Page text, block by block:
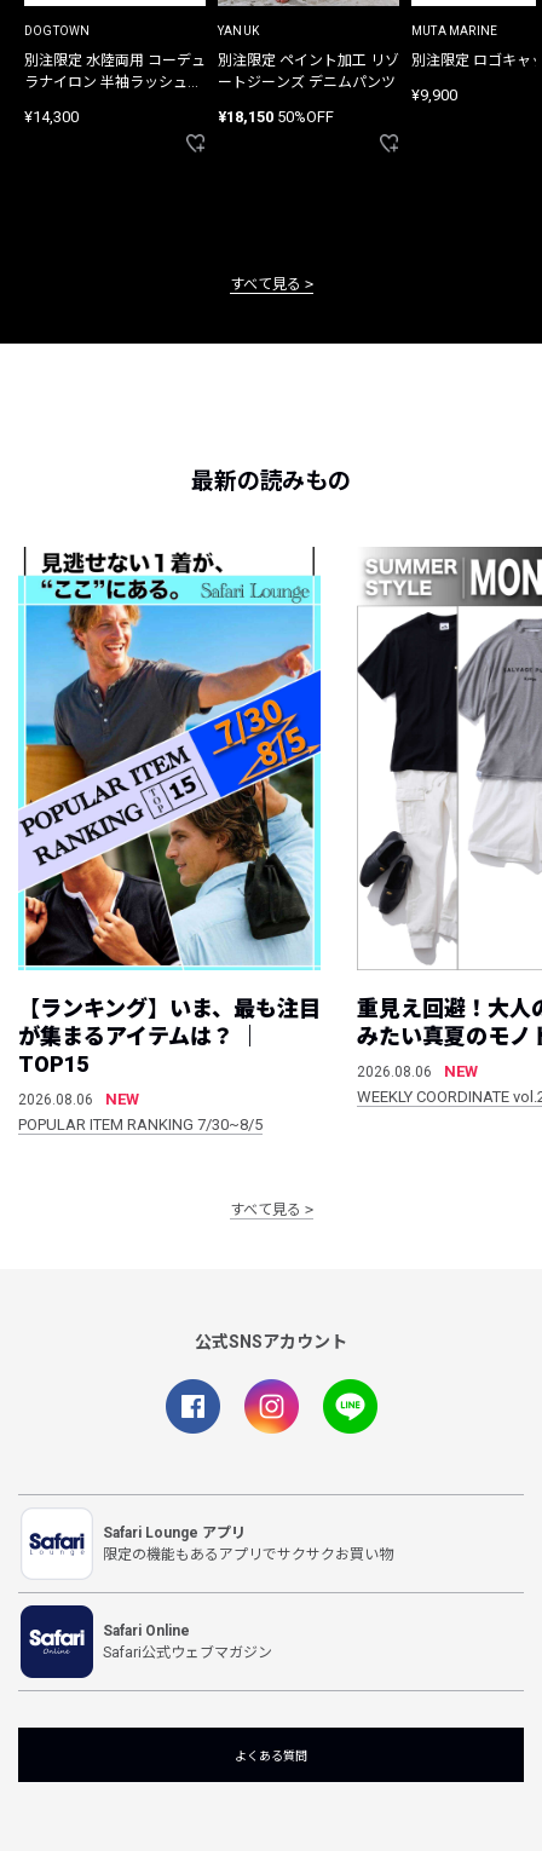
DOGTOWN
別注限定 水陸両用 コーデュ
ラナイロン 半袖ラッシュガ
¥14,300
YANUK
別注限定 ペイント加工 リゾ
ートジーンズ デニムパンツ
¥18,150 50%OFF
MUTA MARINE
別注限定 ロゴキャ
¥9,900
すべて見る
最新の読みもの
【ランキング】いま、最も注目
が集まるアイテムは？ ｜
TOP15
2026.08.06
NEW
POPULAR ITEM RANKING 7/30~8/5
重見え回避！大人
みたい真夏のモノ
2026.08.06
NEW
WEEKLY COORDINATE
すべて見る
公式SNSアカウント
Safari Lounge アプリ
限定の機能もあるアプリでサクサクお買い物
Safari Online
Safari公式ウェブマガジン
よくある質問